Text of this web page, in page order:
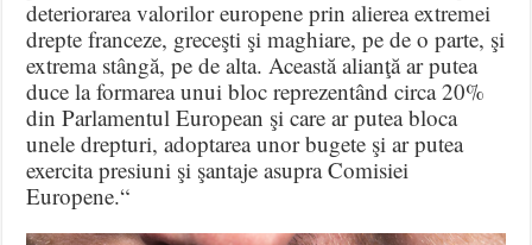
deteriorarea valorilor europene prin alierea extremei
drepte franceze, greceşti şi maghiare, pe de o parte, şi
extrema stângă, pe de alta. Această alianţă ar putea
duce la formarea unui bloc reprezentând circa 20%
din Parlamentul European şi care ar putea bloca
unele drepturi, adoptarea unor bugete şi ar putea
exercita presiuni şi şantaje asupra Comisiei
Europene.“